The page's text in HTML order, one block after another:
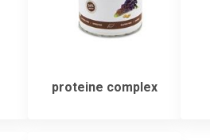
proteine complex